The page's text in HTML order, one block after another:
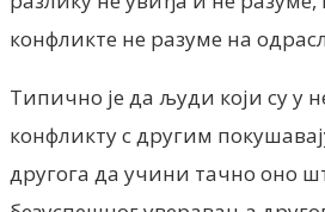
конфликте не разуме на
Типично је да људи који су у
конфликту с другим
другога да учини тачно оно